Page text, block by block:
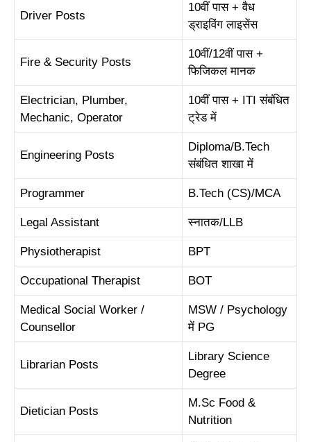
Driver Posts
10वीं पास + वैध
ड्राइविंग लाइसेंस
Fire & Security Posts
10वीं/12वीं पास +
फिजिकल मानक
Electrician, Plumber,
Mechanic, Operator
10वीं पास + ITI संबंधित
ट्रेड में
Engineering Posts
Diploma/B.Tech
संबंधित शाखा में
Programmer B.Tech (CS)/MCA
Legal Assistant स्नातक/LLB
Physiotherapist BPT
Occupational Therapist BOT
Medical Social Worker /
Counsellor
MSW / Psychology
में PG
Librarian Posts
Library Science
Degree
Dietician Posts
M.Sc Food &
Nutrition